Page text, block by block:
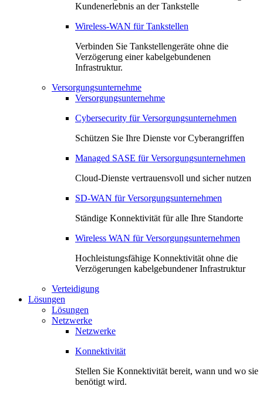
Kundenerlebnis an der Tankstelle
Wireless-WAN für Tankstellen
Verbinden Sie Tankstellengeräte ohne die
Verzögerung einer kabelgebundenen
Infrastruktur.
Versorgungsunternehme
Versorgungsunternehme
Cybersecurity für Versorgungsunternehmen
Schützen Sie Ihre Dienste vor Cyberangriffen
Managed SASE für Versorgungsunternehmen
Cloud-Dienste vertrauensvoll und sicher nutzen
SD-WAN für Versorgungsunternehmen
Ständige Konnektivität für alle Ihre Standorte
Wireless WAN für Versorgungsunternehmen
Hochleistungsfähige Konnektivität ohne die
Verzögerungen kabelgebundener Infrastruktur
Verteidigung
Lösungen
Lösungen
Netzwerke
Netzwerke
Konnektivität
Stellen Sie Konnektivität bereit, wann und wo sie
benötigt wird.